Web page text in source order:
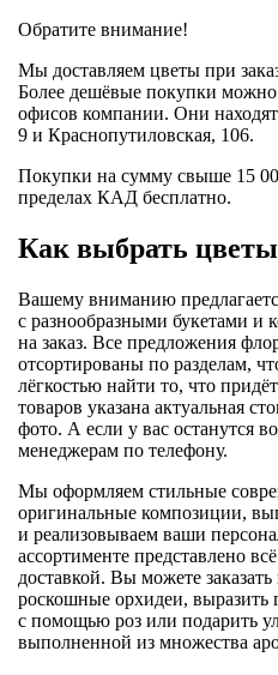
Обратите внимание!
Мы доставляем цветы при
Более дешёвые покупки можно
офисов компании. Они
9 и Краснопутиловская, 106.
Покупки на сумму свыше 15
пределах КАД бесплатно.
Как выбрать цветы
Вашему вниманию
с разнообразными букетами и
на заказ. Все предложения
отсортированы по разделам,
лёгкостью найти то, что
товаров указана актуальная
фото. А если у вас останутся
менеджерам по телефону.
Мы оформляем стильные
оригинальные композиции,
и реализовываем ваши
ассортименте представлено
доставкой. Вы можете
роскошные орхидеи,
с помощью роз или подарить
выполненной из множества